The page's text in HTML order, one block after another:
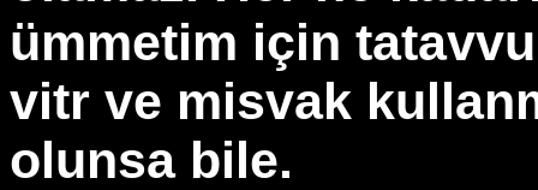
ümmetim için
vitr ve misvak
olunsa bile.